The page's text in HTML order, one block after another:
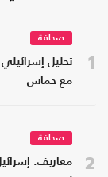
1
صحافة
تحليل
مع حماس
2
صحافة
معاريف: